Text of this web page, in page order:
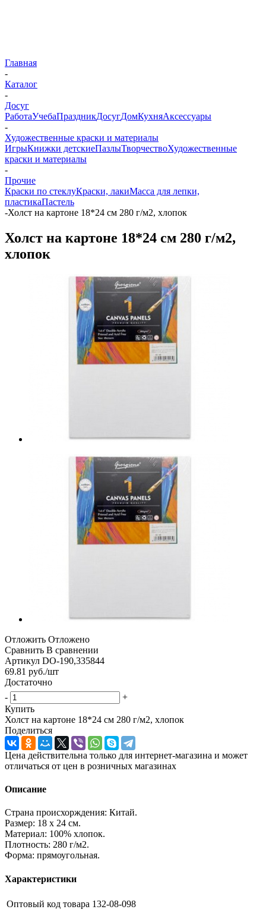
Главная
-
Каталог
-
Досуг
РаботаУчебаПраздникДосугДомКухняАксессуары
-
Художественные краски и материалы
ИгрыКнижки детскиеПазлыТворчествоХудожественные
краски и материалы
-
Прочие
Краски по стеклуКраски, лакиМасса для лепки,
пластикаПастель
-Холст на картоне 18*24 см 280 г/м2, хлопок
Холст на картоне 18*24 см 280 г/м2,
хлопок
Отложить Отложено
Сравнить В сравнении
Артикул DO-190,335844
69.81 руб./шт
Достаточно
-
+
Купить
Холст на картоне 18*24 см 280 г/м2, хлопок
Поделиться
Цена действительна только для интернет-магазина и может
отличаться от цен в розничных магазинах
Описание
Страна происхорждения: Китай.
Размер: 18 х 24 см.
Материал: 100% хлопок.
Плотность: 280 г/м2.
Форма: прямоугольная.
Характеристики
Оптовый код товара 132-08-098